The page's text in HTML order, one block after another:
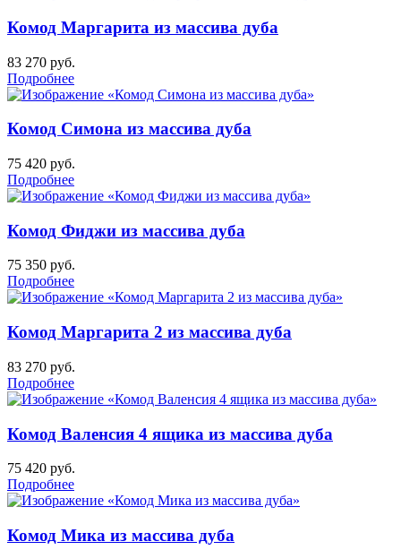
Комод Маргарита из массива дуба
83 270 руб.
Подробнее
Комод Симона из массива дуба
75 420 руб.
Подробнее
Комод Фиджи из массива дуба
75 350 руб.
Подробнее
Комод Маргарита 2 из массива дуба
83 270 руб.
Подробнее
Комод Валенсия 4 ящика из массива дуба
75 420 руб.
Подробнее
Комод Мика из массива дуба